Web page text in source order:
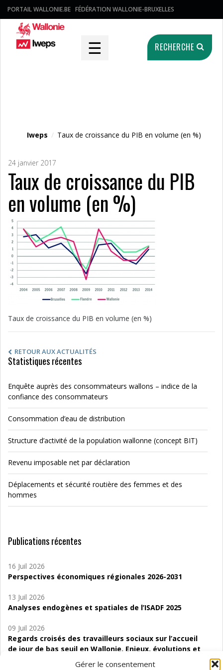
Gérer le consentement
PORTAIL WALLONIE.BE FÉDÉRATION WALLONIE-BRUXELLES
☰ RECHERCHE
Iweps / Taux de croissance du PIB en volume (en %)
24 janvier 2017
Taux de croissance du PIB
en volume (en %)
Taux de croissance du PIB en volume (en %)
RETOUR AUX ACTUALITÉS
Statistiques récentes
Enquête auprès des consommateurs wallons – indice de la
confiance des consommateurs
Consommation d’eau de distribution
Structure d’activité de la population wallonne (concept BIT)
Revenu imposable net par déclaration
Déplacements et sécurité routière des femmes et des
hommes
Publications récentes
16 Juil 2026
Perspectives économiques régionales 2026-2031
13 Juil 2026
Analyses endogènes et spatiales de l’ISADF 2025
09 Juil 2026
Regards croisés des travailleurs sociaux sur l’accueil
de jour de bas seuil en Wallonie. Enjeux, évolutions et